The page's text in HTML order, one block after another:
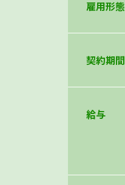
雇用形態
契約期間
給与